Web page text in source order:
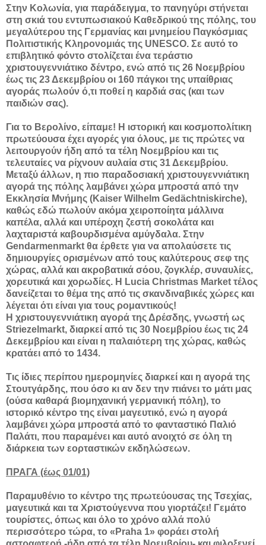
Στην Κολωνία, για παράδειγμα, το πανηγύρι στήνεται
στη σκιά του εντυπωσιακού Καθεδρικού της πόλης, του
μεγαλύτερου της Γερμανίας και μνημείου Παγκόσμιας
Πολιτιστικής Κληρονομιάς της UNESCO. Σε αυτό το
επιβλητικό φόντο στολίζεται ένα τεράστιο
χριστουγεννιάτικο δέντρο, ενώ από τις 26 Νοεμβρίου
έως τις 23 Δεκεμβρίου οι 160 πάγκοι της υπαίθριας
αγοράς πωλούν ό,τι ποθεί η καρδιά σας (και των
παιδιών σας).
Για το Βερολίνο, είπαμε! Η ιστορική και κοσμοπολίτικη
πρωτεύουσα έχει αγορές για όλους, με τις πρώτες να
λειτουργούν ήδη από τα τέλη Νοεμβρίου και τις
τελευταίες να ρίχνουν αυλαία στις 31 Δεκεμβρίου.
Μεταξύ άλλων, η πιο παραδοσιακή χριστουγεννιάτικη
αγορά της πόλης λαμβάνει χώρα μπροστά από την
Εκκλησία Μνήμης (Kaiser Wilhelm Gedächtniskirche),
καθώς εδώ πωλούν ακόμα χειροποίητα μάλλινα
καπέλα, αλλά και υπέροχη ζεστή σοκολάτα και
λαχταριστά καβουρδισμένα αμύγδαλα. Στην
Gendarmenmarkt θα έρθετε για να απολαύσετε τις
δημιουργίες ορισμένων από τους καλύτερους σεφ της
χώρας, αλλά και ακροβατικά σόου, ζογκλέρ, συναυλίες,
χορευτικά και χορωδίες. Η Lucia Christmas Market τέλος
δανείζεται το θέμα της από τις σκανδιναβικές χώρες και
λέγεται ότι είναι για τους ρομαντικούς!
Η χριστουγεννιάτικη αγορά της Δρέσδης, γνωστή ως
Striezelmarkt, διαρκεί από τις 30 Νοεμβρίου έως τις 24
Δεκεμβρίου και είναι η παλαιότερη της χώρας, καθώς
κρατάει από το 1434.
Τις ίδιες περίπου ημερομηνίες διαρκεί και η αγορά της
Στουτγάρδης, που όσο κι αν δεν την πιάνει το μάτι μας
(ούσα καθαρά βιομηχανική γερμανική πόλη), το
ιστορικό κέντρο της είναι μαγευτικό, ενώ η αγορά
λαμβάνει χώρα μπροστά από το φανταστικό Παλιό
Παλάτι, που παραμένει και αυτό ανοιχτό σε όλη τη
διάρκεια των εορταστικών εκδηλώσεων.
ΠΡΑΓΑ (έως 01/01)
Παραμυθένιο το κέντρο της πρωτεύουσας της Τσεχίας,
μαγευτικά και τα Χριστούγεννα που γιορτάζει! Γεμάτο
τουρίστες, όπως και όλο το χρόνο αλλά πολύ
περισσότερο τώρα, το «Praha 1» φοράει στολή